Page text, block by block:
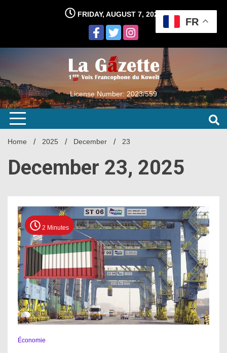
FRIDAY, AUGUST 7, 2026
License Number: 2023/559
Home 2025 December 23
December 23, 2025
2 Minutes
Économie
FR